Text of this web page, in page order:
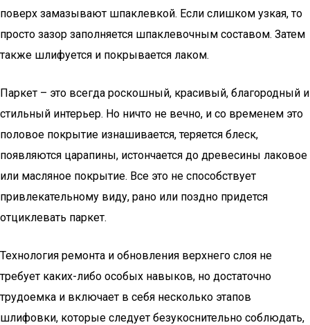
поверх замазывают шпаклевкой. Если слишком узкая, то
просто зазор заполняется шпаклевочным составом. Затем
также шлифуется и покрывается лаком.
Паркет – это всегда роскошный, красивый, благородный и
стильный интерьер. Но ничто не вечно, и со временем это
половое покрытие изнашивается, теряется блеск,
появляются царапины, истончается до древесины лаковое
или масляное покрытие. Все это не способствует
привлекательному виду, рано или поздно придется
отциклевать паркет.
Технология ремонта и обновления верхнего слоя не
требует каких-либо особых навыков, но достаточно
трудоемка и включает в себя несколько этапов
шлифовки, которые следует безукоснительно соблюдать,